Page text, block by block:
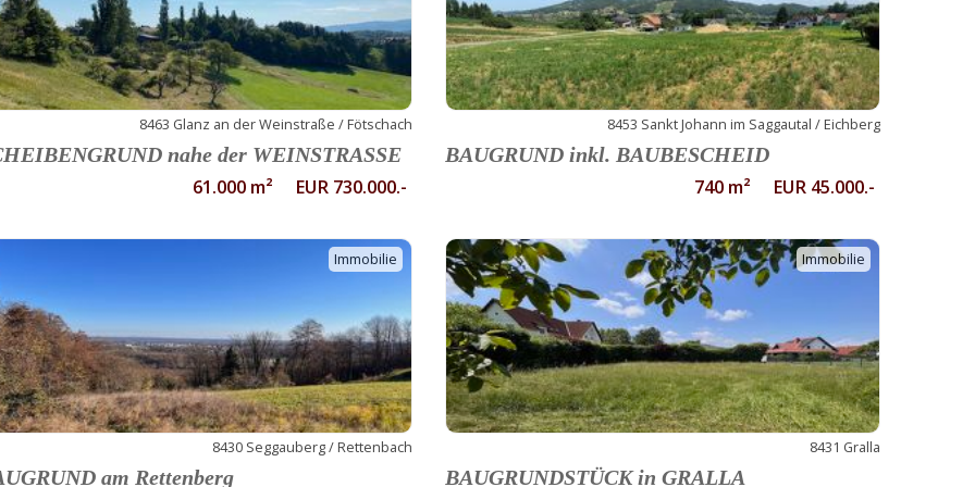
8463 Glanz an der Weinstraße / Fötschach
nahe der WEINSTRASSE
61.000 m² EUR 730.000.-
8453 Sankt Johann im Saggautal / Eichberg
BAUGRUND inkl. BAUBESCHEID
740 m² EUR 45.000.-
Immobilie
8430 Seggauberg / Rettenbach
am Rettenberg
Immobilie
8431 Gralla
BAUGRUNDSTÜCK in GRALLA